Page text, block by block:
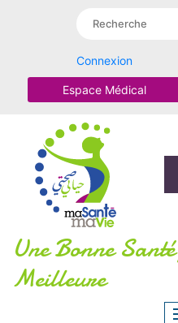
Connexion
Espace Médical
Une Bonne
Meilleure